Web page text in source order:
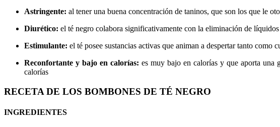
Astringente: al tener una buena concentración de taninos, que son los que le
Diurético: el té negro colabora significativamente con la eliminación de
Estimulante: el té posee sustancias activas que animan a despertar tanto
Reconfortante y bajo en calorías:es muy bajo en calorías y que aporta una
calorías
RECETA DE LOS BOMBONES DE TÉ NEGRO
INGREDIENTES